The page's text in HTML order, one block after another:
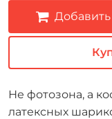
Не фотозона, а
латексных